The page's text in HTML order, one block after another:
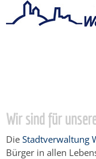
Wir sind für
Die Stadtverwaltung
Bürger in allen